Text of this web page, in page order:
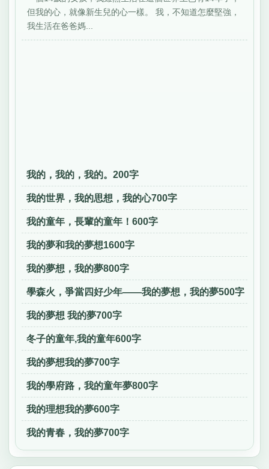
但我的心，就像新生兒的心一樣。 我，不知道怎麼堅強，
我生活在爸爸媽...
我的，我的，我的。200字
我的世界，我的思想，我的心700字
我的童年，長輩的童年！600字
我的夢和我的夢想1600字
我的夢想，我的夢800字
學森火，爭當四好少年——我的夢想，我的夢500字
我的夢想 我的夢700字
冬子的童年,我的童年600字
我的夢想我的夢700字
我的學府路，我的童年夢800字
我的理想我的夢600字
我的青春，我的夢700字